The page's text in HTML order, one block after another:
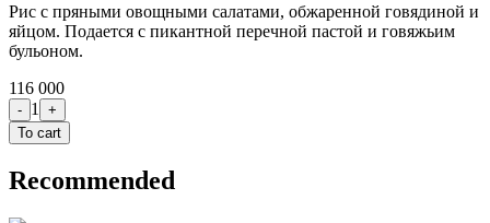
Рис с пряными овощными салатами, обжаренной говядиной и
яйцом. Подается с пикантной перечной пастой и говяжьим
бульоном.
116 000
- 1
+
To cart
Recommended